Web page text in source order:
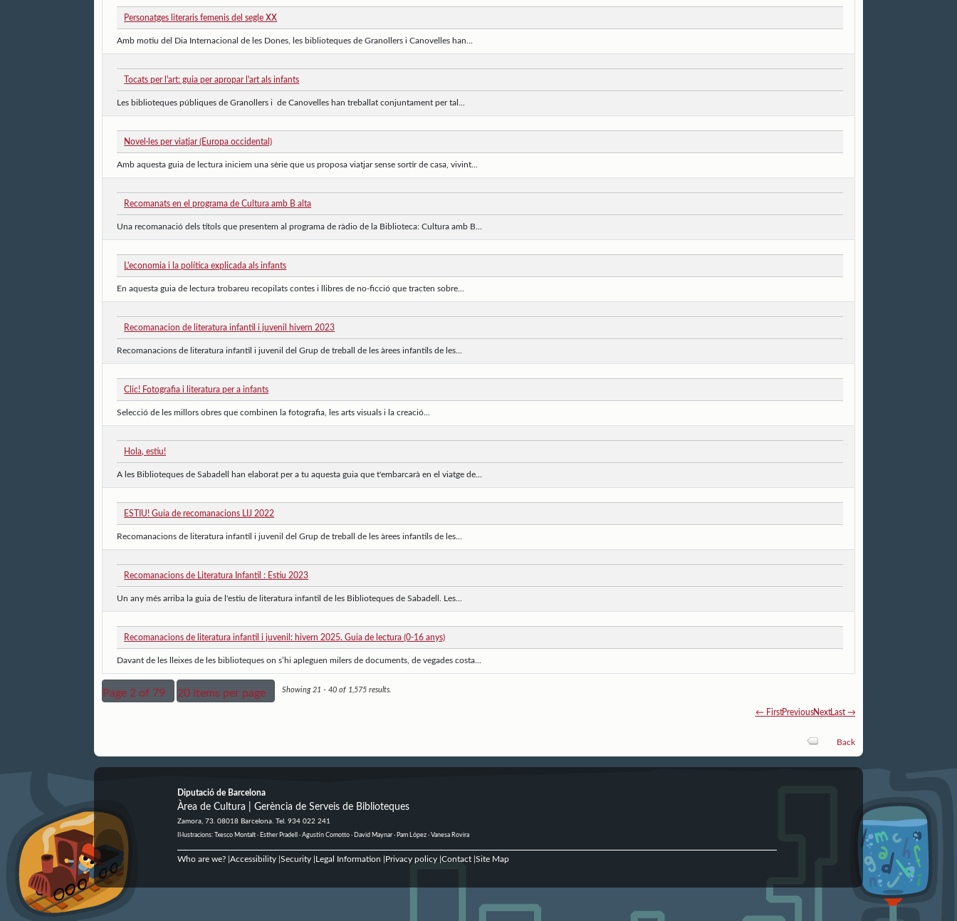
Personatges literaris femenis del segle XX
Amb motiu del Dia Internacional de les Dones, les biblioteques de Granollers i Canovelles han...
Tocats per l'art: guia per apropar l'art als infants
Les biblioteques públiques de Granollers i de Canovelles han treballat conjuntament per tal...
Novel·les per viatjar (Europa occidental)
Amb aquesta guia de lectura iniciem una sèrie que us proposa viatjar sense sortir de casa, vivint...
Recomanats en el programa de Cultura amb B alta
Una recomanació dels títols que presentem al programa de ràdio de la Biblioteca: Cultura amb B...
L'economia i la política explicada als infants
En aquesta guia de lectura trobareu recopilats contes i llibres de no-ficció que tracten sobre...
Recomanacion de literatura infantil i juvenil hivern 2023
Recomanacions de literatura infantil i juvenil del Grup de treball de les àrees infantils de les...
Clic! Fotografia i literatura per a infants
Selecció de les millors obres que combinen la fotografia, les arts visuals i la creació...
Hola, estiu!
A les Biblioteques de Sabadell han elaborat per a tu aquesta guia que t'embarcarà en el viatge de...
ESTIU! Guia de recomanacions LIJ 2022
Recomanacions de literatura infantil i juvenil del Grup de treball de les àrees infantils de les...
Recomanacions de Literatura Infantil : Estiu 2023
Un any més arriba la guia de l'estiu de literatura infantil de les Biblioteques de Sabadell. Les...
Recomanacions de literatura infantil i juvenil: hivern 2025. Guia de lectura (0-16 anys)
Davant de les lleixes de les biblioteques on s’hi apleguen milers de documents, de vegades costa...
Page 2 of 79 20 items per page Showing 21 - 40 of 1,575 results.
← FirstPreviousNextLast →
Back
Diputació de Barcelona
Àrea de Cultura | Gerència de Serveis de Biblioteques
Zamora, 73. 08018 Barcelona. Tel. 934 022 241
Il·lustracions: Txesco Montalt · Esther Pradell · Agustín Comotto · David Maynar · Pam López · Vanesa Rovira
Who are we?| Accessibility| Security| Legal Information Privacy policy| Contact| Site Map